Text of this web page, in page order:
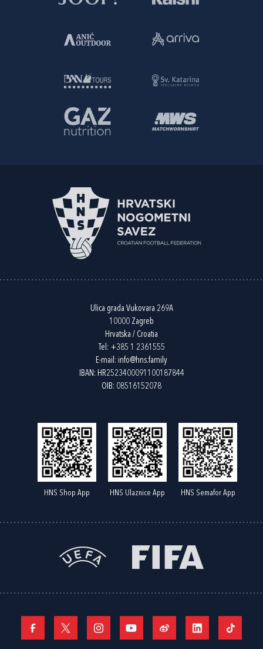
Ulica grada Vukovara 269A
10000 Zagreb
Hrvatska / Croatia
Tel: +385 1 2361555
E-mail: info@hns.family
IBAN: HR2523400091100187844
OIB: 08516152078
HNS Shop App HNS Ulaznice App HNS Semafor App